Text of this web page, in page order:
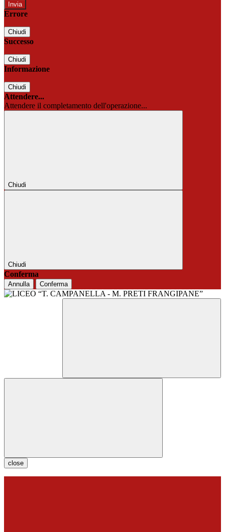
Errore
Chiudi
Successo
Chiudi
Informazione
Chiudi
Attendere...
Attendere il completamento dell'operazione...
Chiudi
Chiudi
Conferma
Annulla Conferma
close